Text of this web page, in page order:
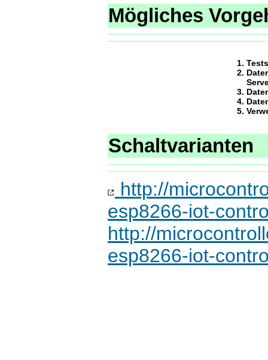
Mögliches
Schaltvarianten
http://
esp8266-iot-
http://
esp8266-iot-